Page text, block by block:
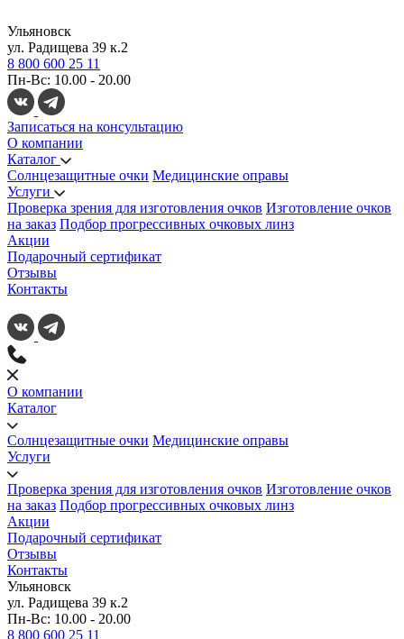
Ульяновск
ул. Радищева 39 к.2
8 800 600 25 11
Пн-Вс: 10.00 - 20.00
Записаться на консультацию
О компании
Каталог
Солнцезащитные очки Медицинские оправы
Услуги
Проверка зрения для изготовления очков Изготовление очков
на заказ Подбор прогрессивных очковых линз
Акции
Подарочный сертификат
Отзывы
Контакты
О компании
Каталог
Солнцезащитные очки Медицинские оправы
Услуги
Проверка зрения для изготовления очков Изготовление очков
на заказ Подбор прогрессивных очковых линз
Акции
Подарочный сертификат
Отзывы
Контакты
Ульяновск
ул. Радищева 39 к.2
Пн-Вс: 10.00 - 20.00
8 800 600 25 11